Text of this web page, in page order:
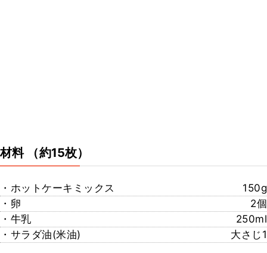
材料 （約15枚）
・ホットケーキミックス
150g
・卵
2個
・牛乳
250ml
・サラダ油(米油)
大さじ1